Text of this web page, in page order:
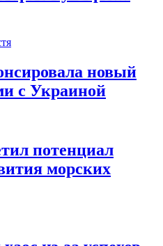
новый
с Украиной
потенциал
морских